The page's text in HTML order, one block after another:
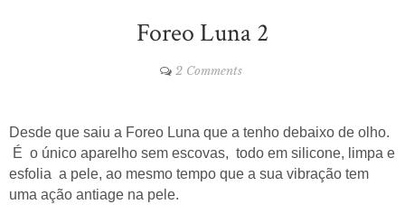
Foreo Luna 2
2 Comments
Desde que saiu a Foreo Luna que a tenho debaixo de olho.
É o único aparelho sem escovas, todo em silicone, limpa e
esfolia a pele, ao mesmo tempo que a sua vibração tem
uma ação antiage na pele.